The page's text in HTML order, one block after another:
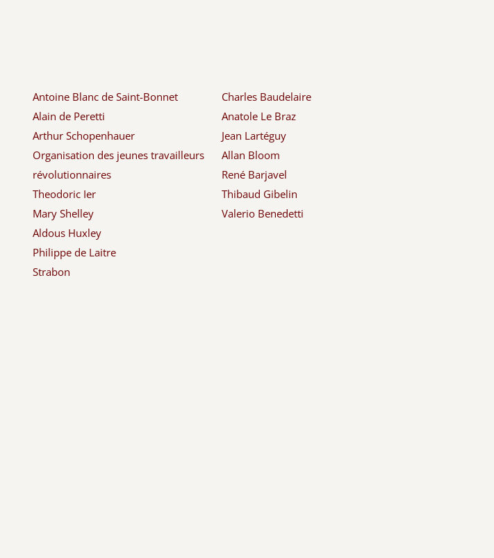
Antoine Blanc de Saint-Bonnet
Alain de Peretti
Arthur Schopenhauer
Organisation des jeunes travailleurs
révolutionnaires
Theodoric Ier
Mary Shelley
Aldous Huxley
Philippe de Laitre
Strabon
Charles Baudelaire
Anatole Le Braz
Jean Lartéguy
Allan Bloom
René Barjavel
Thibaud Gibelin
Valerio Benedetti